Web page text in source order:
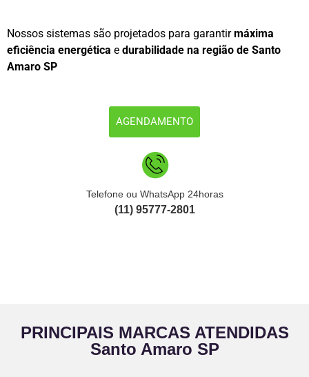
Nossos sistemas são projetados para garantirmáxima
eficiência energética e durabilidade na região de Santo
Amaro SP
AGENDAMENTO
Telefone ou WhatsApp 24horas
(11) 95777-2801
PRINCIPAIS MARCAS ATENDIDAS
Santo Amaro SP